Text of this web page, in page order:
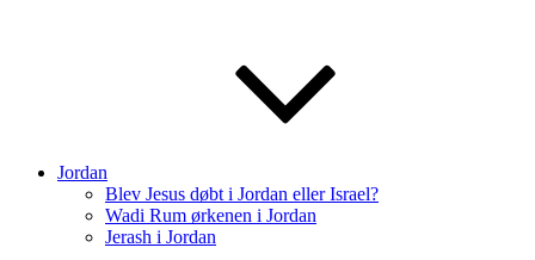
Jordan
Blev Jesus døbt i Jordan eller Israel?
Wadi Rum ørkenen i Jordan
Jerash i Jordan